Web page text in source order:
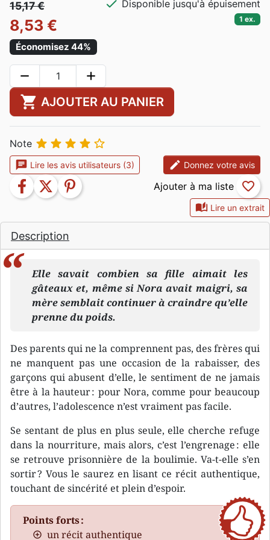
auto_stories Lire un extrait
Description
Elle savait combien sa fille aimait les
gâteaux et, même si Nora avait maigri, sa
mère semblait continuer à craindre qu’elle
prenne du poids.
Des parents qui ne la comprennent pas, des frères qui
ne manquent pas une occasion de la rabaisser, des
garçons qui abusent d’elle, le sentiment de ne jamais
être à la hauteur : pour Nora, comme pour beaucoup
d’autres, l’adolescence n’est vraiment pas facile.
Se sentant de plus en plus seule, elle cherche refuge
dans la nourriture, mais alors, c’est l’engrenage : elle
se retrouve prisonnière de la boulimie. Va-t-elle s’en
sortir ? Vous le saurez en lisant ce récit authentique,
touchant de sincérité et plein d’espoir.
Points forts :
un récit authentique
15,17 €
8,53 €
Économisez 44%
check Disponible jusqu'à épuisement
1 ex.
remove add
shopping_cart AJOUTER AU PANIER
Note     
chat Lire les avis utilisateurs (3) edit Donnez votre avis
facebook twitter pinterest favorite_border